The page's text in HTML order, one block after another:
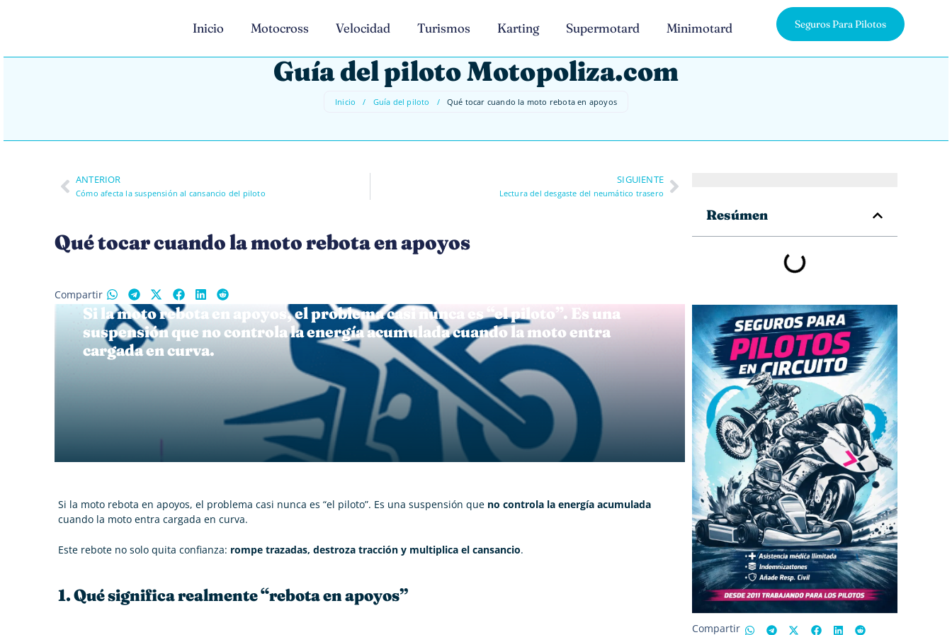
Inicio Motocross Velocidad Turismos Karting Supermotard Minimotard Seguros Para Pilotos
Guía del piloto Motopoliza.com
Inicio / Guía del piloto / Qué tocar cuando la moto rebota en apoyos
ANTERIOR
Cómo afecta la suspensión al cansancio del piloto
SIGUIENTE
Lectura del desgaste del neumático trasero
Qué tocar cuando la moto rebota en apoyos
Compartir
Si la moto rebota en apoyos, el problema casi nunca es “el piloto”. Es una
suspensión que no controla la energía acumulada cuando la moto entra
cargada en curva.
Si la moto rebota en apoyos, el problema casi nunca es “el piloto”. Es una suspensión que no controla la energía acumulada
cuando la moto entra cargada en curva.
Este rebote no solo quita confianza: rompe trazadas, destroza tracción y multiplica el cansancio.
1. Qué significa realmente “rebota en apoyos”
Resúmen
Compartir